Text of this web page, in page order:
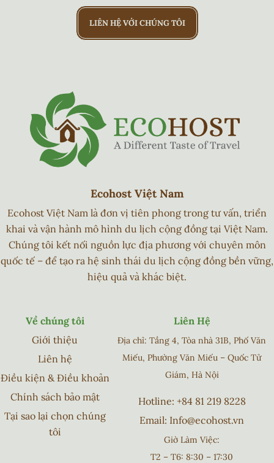
LIÊN HỆ VỚI CHÚNG TÔI
Ecohost Việt Nam
Ecohost Việt Nam là đơn vị tiên phong trong tư vấn, triển
khai và vận hành mô hình du lịch cộng đồng tại Việt Nam.
Chúng tôi kết nối nguồn lực địa phương với chuyên môn
quốc tế – để tạo ra hệ sinh thái du lịch cộng đồng bền vững,
hiệu quả và khác biệt.
Về chúng tôi
Giới thiệu
Liên hệ
Điều kiện & Điều khoản
Chính sách bảo mật
Tại sao lại chọn chúng
tôi
Liên Hệ
Địa chỉ: Tầng 4, Tòa nhà 31B, Phố Văn
Miếu, Phường Văn Miếu – Quốc Tử
Giám, Hà Nội
Hotline: +84 81 219 8228
Email: Info@ecohost.vn
Giờ Làm Việc:
T2 – T6: 8:30 – 17:30